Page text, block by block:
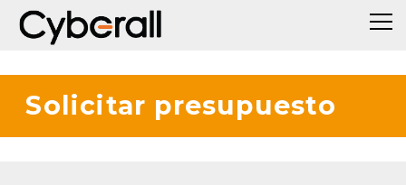
Solicitar presupuesto